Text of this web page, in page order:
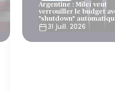
Argentine : Milei veut
verrouiller le budget
"shutdown"
sous le regard
du FMI
31 Juill. 2026